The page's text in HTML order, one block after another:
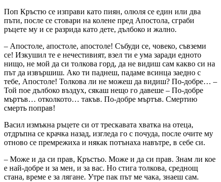
Поп Кръстю се изправи като пиян, олюля се един или два
пъти, после се стовари на колене пред Апостола, сграби
ръцете му и се разрида като дете, дълбоко и жално.
– Апостоле, апостоле, апостоле! Събуди се, човеко, съвземи
се! Изкушил те е нечестивият, взел ти е ума заради едното
нищо, не мой да си толкова горд, да не видиш сам какво си на
път да извършиш. Ако ти паднеш, падаме всинца заедно с
тебе, Апостоле! Толкова ли не можеш да видиш? По-добре… –
Той пое дълбоко въздух, сякаш нещо го давеше – По-добре
мъртъв… отколкото… такъв. По-добре мъртъв. Смертию
смерть поправ!
Васил измъкна ръцете си от трескавата хватка на отеца,
отдръпна се крачка назад, изгледа го с почуда, после очите му
отново се премрежиха и някак потънаха навътре, в себе си.
– Може и да си прав, Кръстьо. Може и да си прав. Знам ли кое
е най-добре и за мен, и за вас. Но стига толкова, среднощ
стана, време е за лягане. Утре пак път ме чака, знаеш сам.